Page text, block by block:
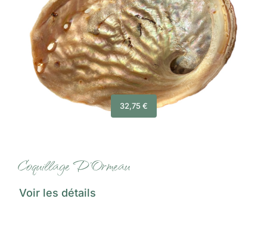
32,75 €
Coquillage D’Ormeau
Voir les détails